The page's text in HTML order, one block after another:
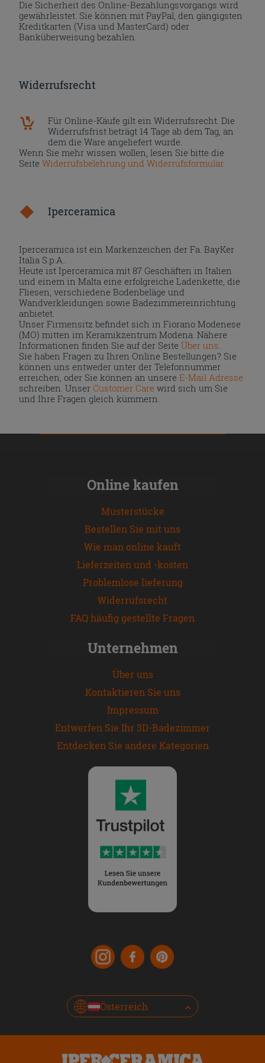
Die Sicherheit des Online-Bezahlungsvorgangs wird
gewährleistet. Sie können mit PayPal, den gängigsten
Kreditkarten (Visa und MasterCard) oder
Banküberweisung bezahlen.
Widerrufsrecht
Für Online-Käufe gilt ein Widerrufsrecht. Die
Widerrufsfrist beträgt 14 Tage ab dem Tag, an
dem die Ware angeliefert wurde.
Wenn Sie mehr wissen wollen, lesen Sie bitte die
SeiteWiderrufsbelehrung und Widerrufsformular.
Iperceramica
Iperceramica ist ein Markenzeichen der Fa. BayKer
Italia S.p.A..
Heute ist Iperceramica mit 87 Geschäften in Italien
und einem in Malta eine erfolgreiche Ladenkette, die
Fliesen, verschiedene Bodenbeläge und
Wandverkleidungen sowie Badezimmereinrichtung
anbietet.
Unser Firmensitz befindet sich in Fiorano Modenese
(MO) mitten im Keramikzentrum Modena. Nähere
Informationen finden Sie auf der Seite Über uns.
Sie haben Fragen zu Ihren Online Bestellungen? Sie
können uns entweder unter der Telefonnummer
erreichen, oder Sie können an unsereE-Mail Adresse
schreiben. UnserCustomer Care wird sich um Sie
und Ihre Fragen gleich kümmern.
Online kaufen
Musterstücke
Bestellen Sie mit uns
Wie man online kauft
Lieferzeiten und -kosten
Problemlose lieferung
Widerrufsrecht
FAQ häufig gestellte Fragen
Unternehmen
Über uns
Kontaktieren Sie uns
Impressum
Entwerfen Sie Ihr 3D-Badezimmer
Entdecken Sie andere Kategorien
Österreich